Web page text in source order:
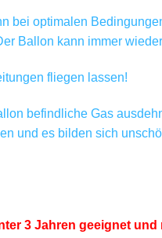
bei optimalen
Ballon kann immer
fliegen lassen!
befindliche Gas
und es bilden sich
3 Jahren geeignet